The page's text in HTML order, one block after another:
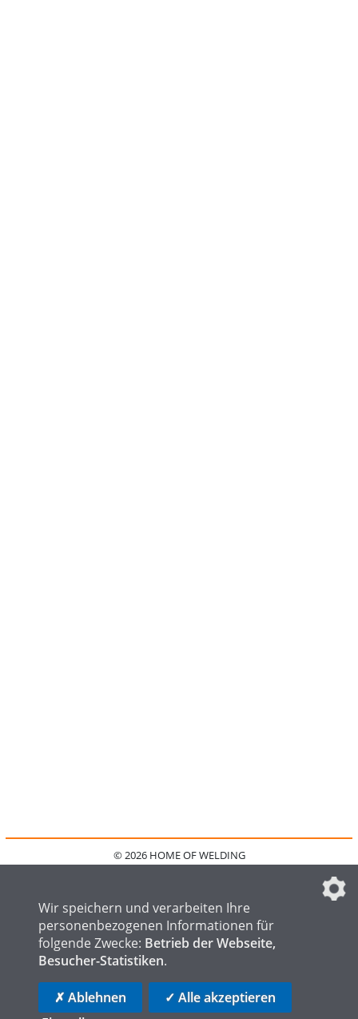
© 2026 HOME OF WELDING
IMPRESSUM
FAQ
DATENSCHUTZEINSTELLUNGEN
HOME OF LOGISTICS
Wir speichern und verarbeiten Ihre
personenbezogenen Informationen für
folgende Zwecke: Betrieb der Webseite,
Besucher-Statistiken.
✗ Ablehnen
✓ Alle akzeptieren